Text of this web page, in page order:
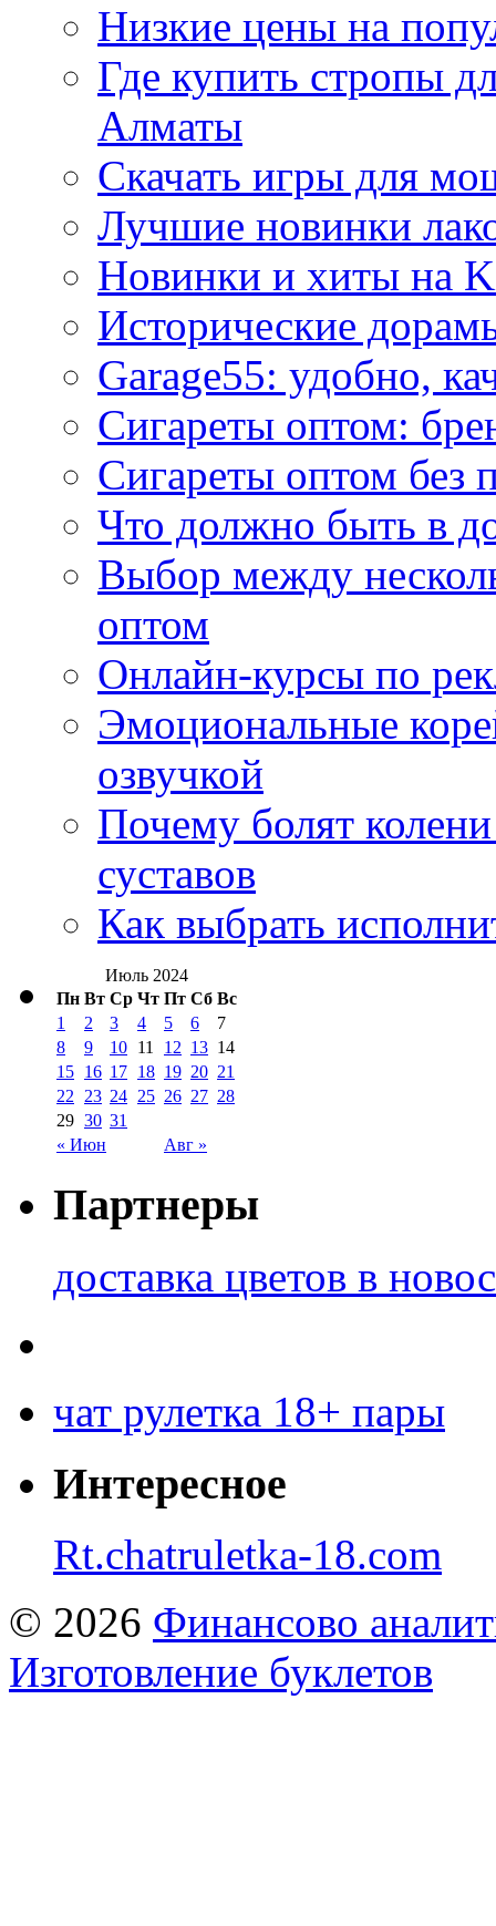
Низкие цены на
Где купить стропы
Алматы
Скачать игры для
Лучшие новинки
Новинки и хиты на
Исторические
Garage55: удобно,
Сигареты оптом:
Сигареты оптом без
Что должно быть в
Выбор между
оптом
Онлайн-курсы по
Эмоциональные
озвучкой
Почему болят
суставов
Как выбрать
Июль 2024
Пн Вт Ср Чт Пт Сб Вс
« Июн Авг »
1 2 3 4 5 6
7
8
9 10 11 12 13 14
15 16 17 18 19 20 21
22
23 24 25 26 27 28
29 30 31
Партнеры
доставка цветов в
чат рулетка 18+ пары
Интересное
Rt.chatruletka-18.com
© 2026 Финансово
Изготовление буклетов